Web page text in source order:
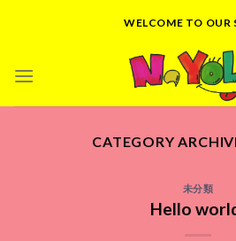
WELCOME TO OUR
CATEGORY
未分類
Hello